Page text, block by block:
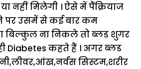
नहीं मिलेगी । ऐसे में पैंक्रियाज
पर उसमें से कई बार कम
बिल्कुल ना निकले तो ब्लड शुगर
Diabetes कहते हैं । अगर ब्लड
सिस्टम,शरीर